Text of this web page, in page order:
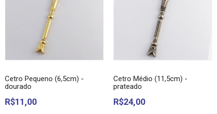
Cetro Pequeno (6,5cm) -
dourado
R$11,00
Cetro Médio (11,5cm) -
prateado
R$24,00